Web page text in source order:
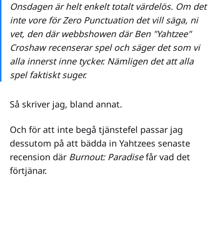
Onsdagen är helt enkelt totalt värdelös. Om det
inte vore för Zero Punctuation det vill säga, ni
vet, den där webbshowen där Ben "Yahtzee"
Croshaw recenserar spel och säger det som vi
alla innerst inne tycker. Nämligen det att alla
spel faktiskt suger.
Så skriver jag, bland annat.
Och för att inte begå tjänstefel passar jag
dessutom på att bädda in Yahtzees senaste
recension där Burnout: Paradisefår vad det
förtjänar.